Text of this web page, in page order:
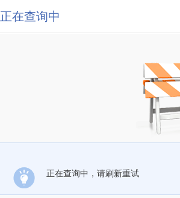
正在查询中
正在查询中，请刷新重试